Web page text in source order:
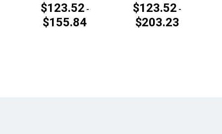
$123.52 -
$155.84Rango
$123.52 -
$203.23Rango